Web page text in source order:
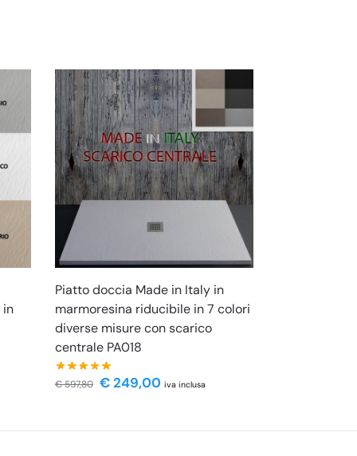
in
Piatto doccia Made in Italy in
marmoresina riducibile in 7 colori
diverse misure con scarico
centrale PA018
€597,80 €249,00 iva inclusa